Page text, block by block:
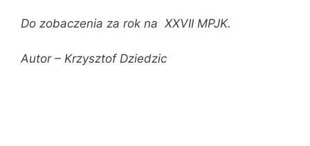
Do zobaczenia za rok na XXVII MPJK.
Autor – Krzysztof Dziedzic